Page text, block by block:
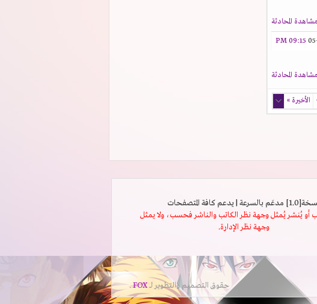
مشاهدة المحادثة
09:15 PM
مشاهدة المحادثة
الأخيرة »
مدعَم بالسرعة | يدعم كافة المتصفحات
أو يُنشر يُمثل وجهة نظر الكاتب والناشر فحسب، ولا يمثل
وجهة نظر الإدارة.
حقوق التصميم والتطوير لــFOX
.